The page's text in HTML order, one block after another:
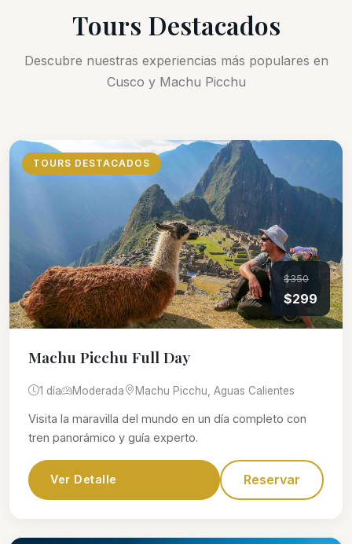
Tours Destacados
Descubre nuestras experiencias más populares en
Cusco y Machu Picchu
TOURS DESTACADOS
$350
$299
Machu Picchu Full Day
1 día Moderada Machu Picchu, Aguas Calientes
Visita la maravilla del mundo en un día completo con
tren panorámico y guía experto.
Ver Detalle Reservar